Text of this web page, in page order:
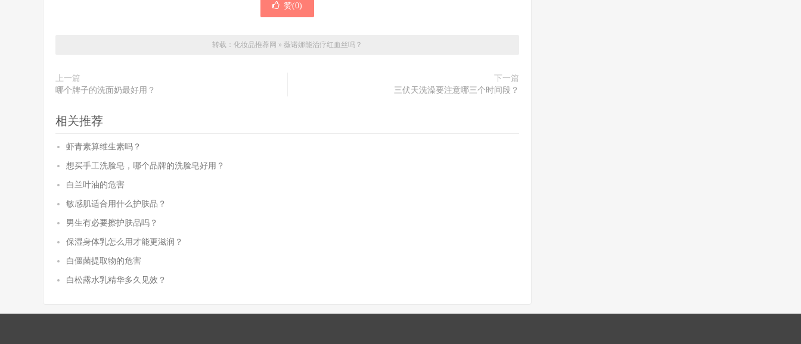
赞(0)
转载： 化妆品推荐网 » 薇诺娜能治疗红血丝吗？
上一篇
哪个牌子的洗面奶最好用？
下一篇
三伏天洗澡要注意哪三个时间段？
相关推荐
虾青素算维生素吗？
想买手工洗脸皂，哪个品牌的洗脸皂好用？
白兰叶油的危害
敏感肌适合用什么护肤品？
男生有必要擦护肤品吗？
保湿身体乳怎么用才能更滋润？
白僵菌提取物的危害
白松露水乳精华多久见效？